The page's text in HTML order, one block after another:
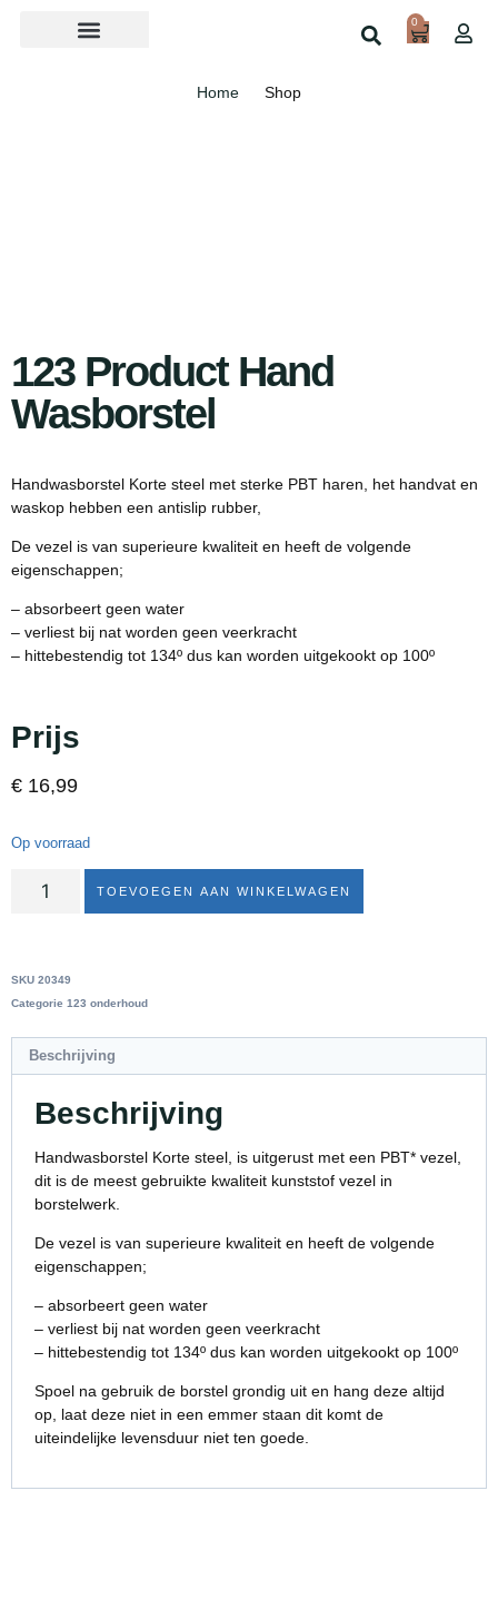
0
Home Shop
123 Product Hand
Wasborstel
Handwasborstel Korte steel met sterke PBT haren, het handvat en
waskop hebben een antislip rubber,
De vezel is van superieure kwaliteit en heeft de volgende
eigenschappen;
– absorbeert geen water
– verliest bij nat worden geen veerkracht
– hittebestendig tot 134º dus kan worden uitgekookt op 100º
Prijs
€ 16,99
Op voorraad
TOEVOEGEN AAN WINKELWAGEN
SKU 20349
Categorie 123 onderhoud
Beschrijving
Beschrijving
Handwasborstel Korte steel, is uitgerust met een PBT* vezel,
dit is de meest gebruikte kwaliteit kunststof vezel in
borstelwerk.
De vezel is van superieure kwaliteit en heeft de volgende
eigenschappen;
– absorbeert geen water
– verliest bij nat worden geen veerkracht
– hittebestendig tot 134º dus kan worden uitgekookt op 100º
Spoel na gebruik de borstel grondig uit en hang deze altijd
op, laat deze niet in een emmer staan dit komt de
uiteindelijke levensduur niet ten goede.